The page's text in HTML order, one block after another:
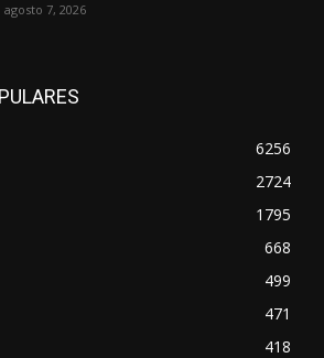
agosto 7, 2026
6256
2724
1795
668
499
471
418